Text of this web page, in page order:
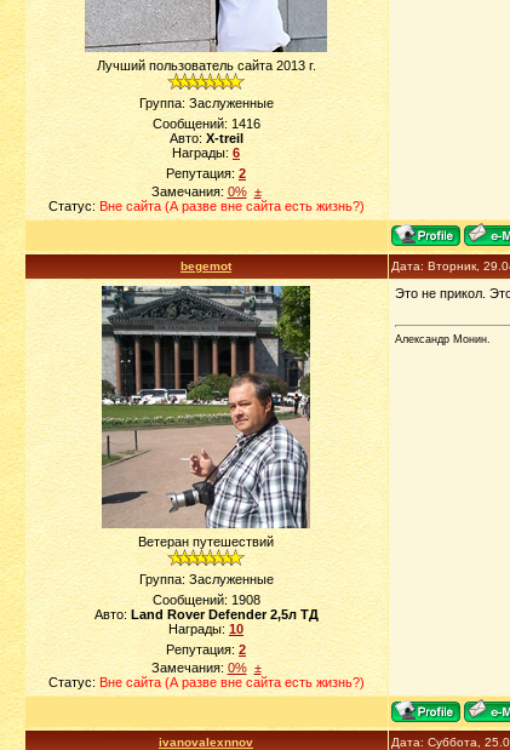
Лучший пользователь сайта 2013 г.
Группа: Заслуженные
Сообщений: 1416
Авто:X-treil
Награды: 6
Репутация:2
Замечания: 0% ±
Статус: Вне сайта (А разве вне сайта есть жизнь?)
begemot Дата: Вторник,
Ветеран путешествий
Группа: Заслуженные
Сообщений: 1908
Авто: Land Rover Defender 2,5л ТД
Награды: 10
Репутация:2
Замечания: 0% ±
Статус: Вне сайта (А разве вне сайта есть жизнь?)
Это не прикол.
Александр Монин.
ivanovalexnnov Дата: Суббота,